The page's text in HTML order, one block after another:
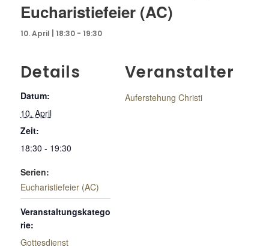
Eucharistiefeier (AC)
10. April | 18:30- 19:30
Details
Datum:
10. April
Zeit:
18:30 - 19:30
Serien:
Eucharistiefeier (AC)
Veranstaltungskatego
rie:
Gottesdienst
Veranstalter
Auferstehung Christi